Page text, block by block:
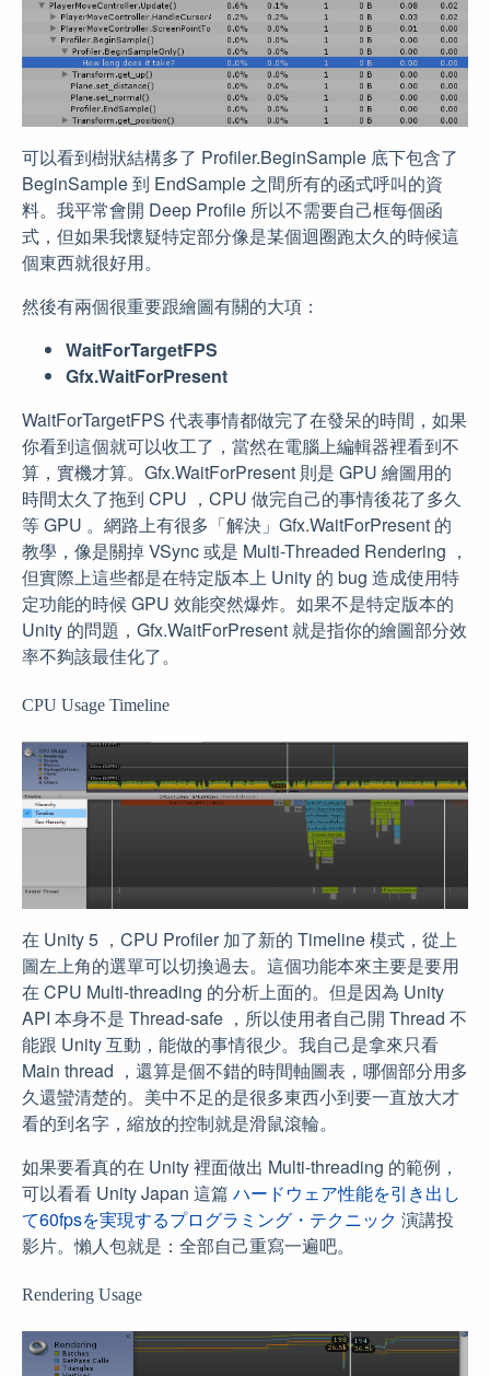
可以看到樹狀結構多了 Profiler.BeginSample 底下包含了
BeginSample 到 EndSample 之間所有的函式呼叫的資
料。我平常會開 Deep Profile 所以不需要自己框每個函
式，但如果我懷疑特定部分像是某個迴圈跑太久的時候這
個東西就很好用。
然後有兩個很重要跟繪圖有關的大項：
WaitForTargetFPS
Gfx.WaitForPresent
WaitForTargetFPS 代表事情都做完了在發呆的時間，如果
你看到這個就可以收工了，當然在電腦上編輯器裡看到不
算，實機才算。Gfx.WaitForPresent 則是 GPU 繪圖用的
時間太久了拖到 CPU ，CPU 做完自己的事情後花了多久
等 GPU 。網路上有很多「解決」Gfx.WaitForPresent 的
教學，像是關掉 VSync 或是 Multi-Threaded Rendering ，
但實際上這些都是在特定版本上 Unity 的 bug 造成使用特
定功能的時候 GPU 效能突然爆炸。如果不是特定版本的
Unity 的問題，Gfx.WaitForPresent 就是指你的繪圖部分效
率不夠該最佳化了。
CPU Usage Timeline
在 Unity 5 ，CPU Profiler 加了新的 Timeline 模式，從上
圖左上角的選單可以切換過去。這個功能本來主要是要用
在 CPU Multi-threading 的分析上面的。但是因為 Unity
API 本身不是 Thread-safe ，所以使用者自己開 Thread 不
能跟 Unity 互動，能做的事情很少。我自己是拿來只看
Main thread ，還算是個不錯的時間軸圖表，哪個部分用多
久還蠻清楚的。美中不足的是很多東西小到要一直放大才
看的到名字，縮放的控制就是滑鼠滾輪。
如果要看真的在 Unity 裡面做出 Multi-threading 的範例，
可以看看 Unity Japan 這篇 ハードウェア性能を引き出し
て60fpsを実現するプログラミング・テクニック 演講投
影片。懶人包就是：全部自己重寫一遍吧。
Rendering Usage